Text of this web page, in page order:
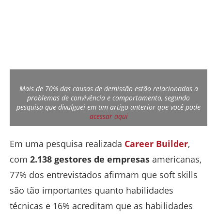
Mais de 70% das causas de demissão estão relacionadas a
problemas de convivência e comportamento, segundo
pesquisa que divulguei em um artigo anterior que você pode
acessar aqui
Em uma pesquisa realizada Career Builder,
com 2.138 gestores de empresas americanas,
77% dos entrevistados afirmam que soft skills
são tão importantes quanto habilidades
técnicas e 16% acreditam que as habilidades